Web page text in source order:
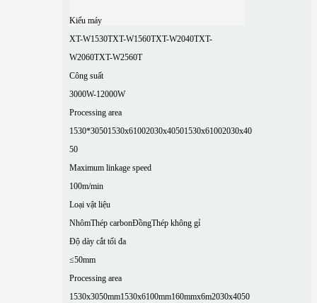
Kiểu máy
XT-W1530TXT-W1560TXT-W2040TXT-
W2060TXT-W2560T
Công suất
3000W-12000W
Processing area
1530*30501530x61002030x40501530x61002030x40
50
Maximum linkage speed
100m/min
Loại vật liệu
NhômThép carbonĐồngThép không gỉ
Độ dày cắt tối đa
≤50mm
Processing area
1530x3050mm1530x6100mm160mmx6m2030x4050